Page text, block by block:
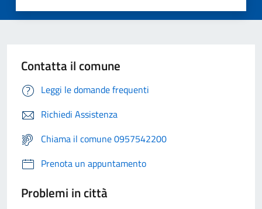
Contatta il comune
Leggi le domande frequenti
Richiedi Assistenza
Chiama il comune 0957542200
Prenota un appuntamento
Problemi in città